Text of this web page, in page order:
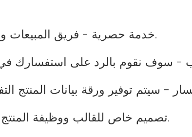
1 خدمة حصرية - فريق المبيعات والفني المحترف سيكون مسؤولاً عن طلبك.
4 خدمة OEM & ODM - تصميم خاص للقالب ووظيفة المنتج والتعبئة والتغليف.